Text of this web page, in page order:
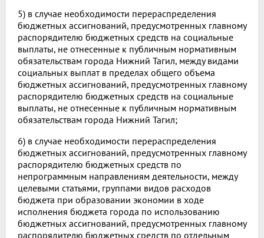
5) в случае необходимости перераспределения
бюджетных ассигнований, предусмотренных главному
распорядителю бюджетных средств на социальные
выплаты, не отнесенные к публичным нормативным
обязательствам города Нижний Тагил, между видами
социальных выплат в пределах общего объема
бюджетных ассигнований, предусмотренных главному
распорядителю бюджетных средств на социальные
выплаты, не отнесенные к публичным нормативным
обязательствам города Нижний Тагил;
6) в случае необходимости перераспределения
бюджетных ассигнований, предусмотренных главному
распорядителю бюджетных средств по
непрограммным направлениям деятельности, между
целевыми статьями, группами видов расходов
бюджета при образовании экономии в ходе
исполнения бюджета города по использованию
бюджетных ассигнований, предусмотренных главному
распорядителю бюджетных средств по отдельным